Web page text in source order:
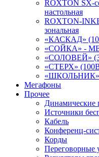
ROXTON SX-
настольная
ROXTON-
зональная
«КАСКАД»
«СОЙКА» -
«СОЛОВЕЙ»
«СТЕРХ»
«ШКОЛЬНИК»
Мегафоны
Прочее
Динамические
Источники
Кабель
Конференц-
Корды
Переговорные